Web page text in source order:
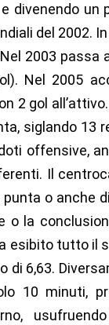
divenendo un
del 2002.
2003 passa
Nel 2005
2 gol
siglando 13
offensive,
Il
o anche
la
esibito tutto il
di 6,63.
10 minuti,